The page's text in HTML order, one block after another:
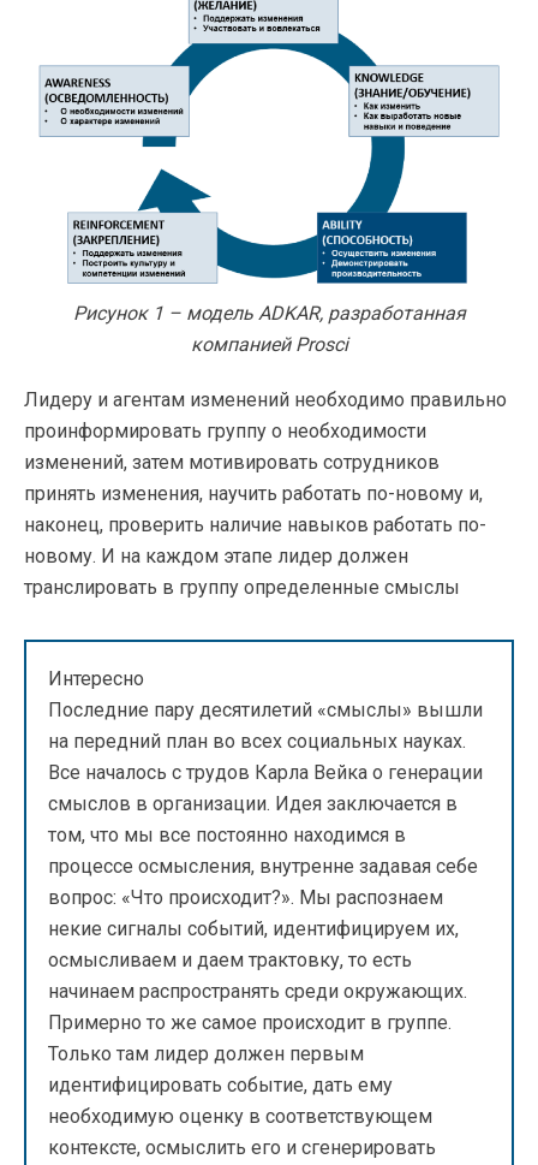
Рисунок 1 – модель ADKAR, разработанная
компанией Prosci
Лидеру и агентам изменений необходимо правильно
проинформировать группу о необходимости
изменений, затем мотивировать сотрудников
принять изменения, научить работать по-новому и,
наконец, проверить наличие навыков работать по-
новому. И на каждом этапе лидер должен
транслировать в группу определенные смыслы
Интересно
Последние пару десятилетий «смыслы» вышли
на передний план во всех социальных науках.
Все началось с трудов Карла Вейка о генерации
смыслов в организации. Идея заключается в
том, что мы все постоянно находимся в
процессе осмысления, внутренне задавая себе
вопрос: «Что происходит?». Мы распознаем
некие сигналы событий, идентифицируем их,
осмысливаем и даем трактовку, то есть
начинаем распространять среди окружающих.
Примерно то же самое происходит в группе.
Только там лидер должен первым
идентифицировать событие, дать ему
необходимую оценку в соответствующем
контексте, осмыслить его и сгенерировать